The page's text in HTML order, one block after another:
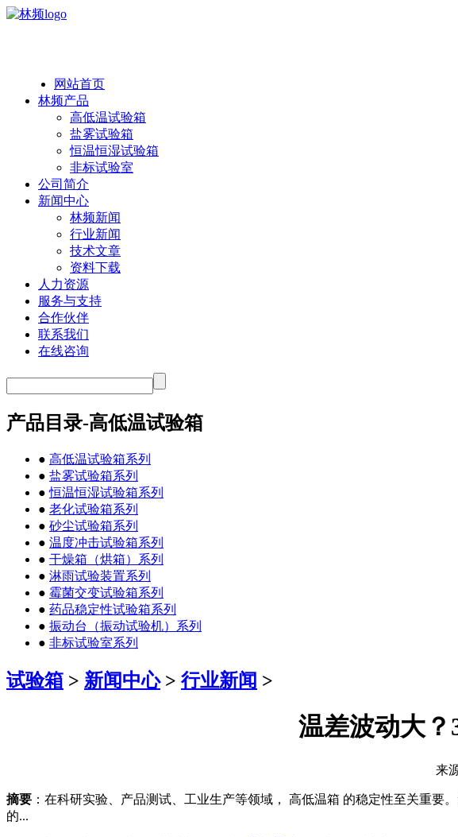
网站首页
林频产品
高低温试验箱
盐雾试验箱
恒温恒湿试验箱
非标试验室
公司简介
新闻中心
林频新闻
行业新闻
技术文章
资料下载
人力资源
服务与支持
合作伙伴
联系我们
在线咨询
产品目录-高低温试验箱
● 高低温试验箱系列
● 盐雾试验箱系列
●恒温恒湿试验箱系列
● 老化试验箱系列
● 砂尘试验箱系列
● 温度冲击试验箱系列
● 干燥箱（烘箱）系列
● 淋雨试验装置系列
● 霉菌交变试验箱系列
● 药品稳定性试验箱系列
● 振动台（振动试验机）系列
● 非标试验室系列
试验箱 > 新闻中心> 行业新闻 >
温差波动大
来
摘要 ：在科研实验、产品测试、工业生产等领域， 高低温箱 的稳定性至关重
的...